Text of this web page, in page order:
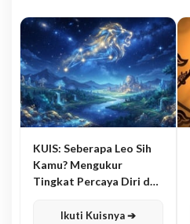
KUIS: Seberapa Leo Sih
Kamu? Mengukur
Tingkat Percaya Diri dan
Ikuti Kuisnya ➔